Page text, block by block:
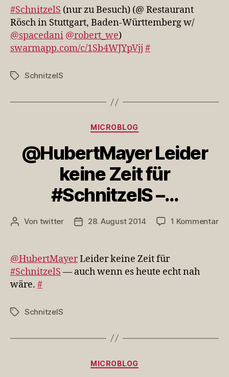
zu
Besuch)
(@
#SchnitzelS (nur zu Besuch) (@ Restaurant
Rösch in Stuttgart, Baden-Württemberg w/
@spacedani @robert_we)
swarmapp.com/c/1Sb4WJYpVjj #
Schlagwörter
SchnitzelS
Kategorien
MICROBLOG
@HubertMayer Leider
keine Zeit für
#SchnitzelS –…
Beitragsautor
Von twitter Veröffentlichungsdatum
28. August 2014 1 Kommentarzu
@HubertMayerLeider keine Zeit für
#SchnitzelS — auch wenn es heute echt nah
wäre. #
Schlagwörter
SchnitzelS
Kategorien
MICROBLOG